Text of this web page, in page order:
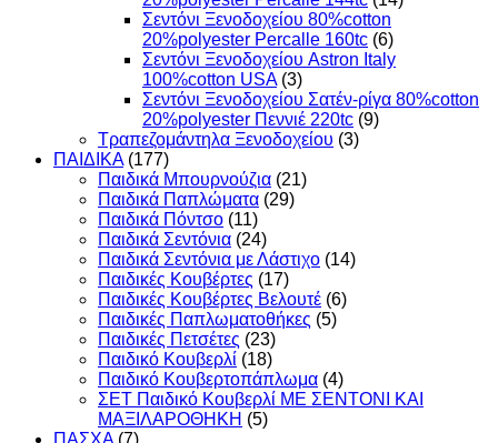
Σεντόνι Ξενοδοχείου 80%cotton
20%polyester Percalle 160tc (6)
Σεντόνι Ξενοδοχείου Astron Italy
100%cotton USA (3)
Σεντόνι Ξενοδοχείου Σατέν-ρίγα 80%cotton
20%polyester Πεννιέ 220tc (9)
Τραπεζομάντηλα Ξενοδοχείου (3)
ΠΑΙΔΙΚΑ (177)
Παιδικά Μπουρνούζια (21)
Παιδικά Παπλώματα (29)
Παιδικά Πόντσο (11)
Παιδικά Σεντόνια (24)
Παιδικά Σεντόνια με Λάστιχο (14)
Παιδικές Κουβέρτες (17)
Παιδικές Κουβέρτες Βελουτέ (6)
Παιδικές Παπλωματοθήκες (5)
Παιδικές Πετσέτες (23)
Παιδικό Κουβερλί (18)
Παιδικό Κουβερτοπάπλωμα (4)
ΣΕΤ Παιδικό Κουβερλί ΜΕ ΣΕΝΤΟΝΙ ΚΑΙ
ΜΑΞΙΛΑΡΟΘΗΚΗ (5)
ΠΑΣΧΑ (7)